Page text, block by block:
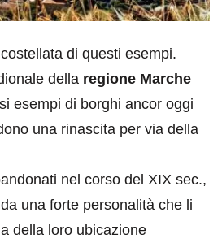
di questi esempi.
della regione Marche
esempi di borghi ancor oggi
una rinascita per via della
nel corso del XIX sec.,
una forte personalità che li
della loro ubicazione